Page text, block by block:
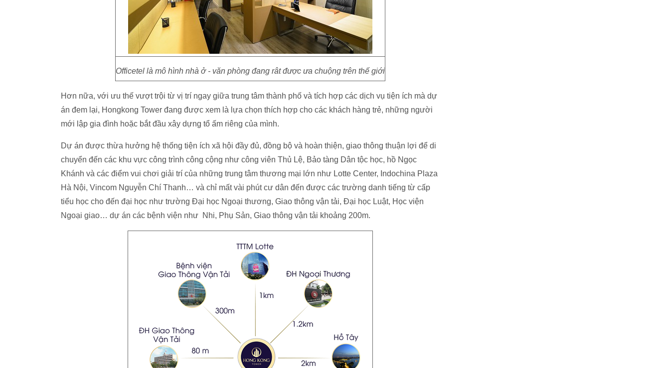
Officetel là mô hình nhà ở - văn phòng đang rât được ưa chuộng trên thế giới
Hơn nữa, với ưu thế vượt trội từ vị trí ngay giữa trung tâm thành phố và tích hợp các dịch vụ tiện ích mà dự
án đem lại, Hongkong Tower đang được xem là lựa chọn thích hợp cho các khách hàng trẻ, những người
mới lập gia đình hoặc bắt đầu xây dựng tổ ấm riêng của mình.
Dự án được thừa hưởng hệ thống tiện ích xã hội đầy đủ, đồng bộ và hoàn thiện, giao thông thuận lợi để di
chuyển đến các khu vực công trình công cộng như công viên Thủ Lệ, Bảo tàng Dân tộc học, hồ Ngọc
Khánh và các điểm vui chơi giải trí của những trung tâm thương mại lớn như Lotte Center, Indochina Plaza
Hà Nội, Vincom Nguyễn Chí Thanh… và chỉ mất vài phút cư dân đến được các trường danh tiếng từ cấp
tiểu học cho đến đại học như trường Đại học Ngoại thương, Giao thông vận tải, Đại học Luật, Học viện
Ngoại giao… dự án các bệnh viện như Nhi, Phụ Sản, Giao thông vận tải khoảng 200m.